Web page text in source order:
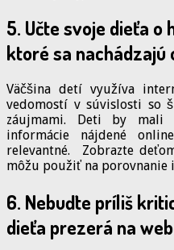
5. Učte svoje dieťa o
ktoré sa nachádzajú
Väčšina detí využíva
vedomostí v súvislosti so
záujmami. Deti by mali
informácie nájdené
relevantné. Zobrazte
môžu použiť na porovnanie
6. Nebuďte príliš
dieťa prezerá na